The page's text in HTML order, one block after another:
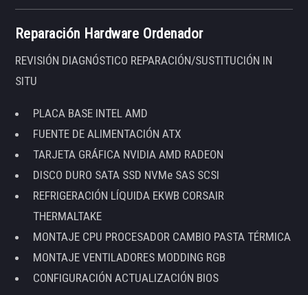
Reparación Hardware Ordenador
REVISIÓN DIAGNÓSTICO REPARACIÓN/SUSTITUCIÓN IN
SITU
PLACA BASE INTEL AMD
FUENTE DE ALIMENTACIÓN ATX
TARJETA GRÁFICA NVIDIA AMD RADEON
DISCO DURO SATA SSD NVMe SAS SCSI
REFRIGERACIÓN LÍQUIDA EKWB CORSAIR
THERMALTAKE
MONTAJE CPU PROCESADOR CAMBIO PASTA TÉRMICA
MONTAJE VENTILADORES MODDING RGB
CONFIGURACIÓN ACTUALIZACIÓN BIOS